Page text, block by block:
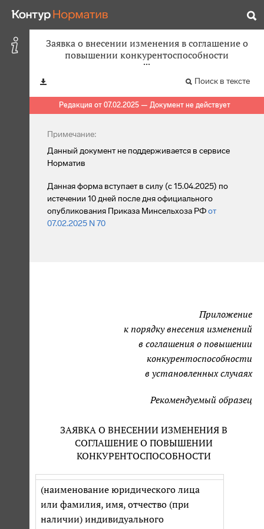
Заявка о внесении изменения в соглашение о
повышении конкурентоспособности
Поиск в тексте
Редакция от 07.02.2025 — Документ не действует
Примечание:
Данный документ не поддерживается в сервисе
Норматив
Данная форма вступает в силу (с 15.04.2025) по
истечении 10 дней после дня официального
опубликования Приказа Минсельхоза РФот
07.02.2025 N 70
Приложение
к порядку внесения изменений
в соглашения о повышении
конкурентоспособности
в установленных случаях
Рекомендуемый образец
ЗАЯВКА О ВНЕСЕНИИ ИЗМЕНЕНИЯ В
СОГЛАШЕНИЕ О ПОВЫШЕНИИ
КОНКУРЕНТОСПОСОБНОСТИ
(наименование юридического лица
или фамилия, имя, отчество (при
наличии) индивидуального